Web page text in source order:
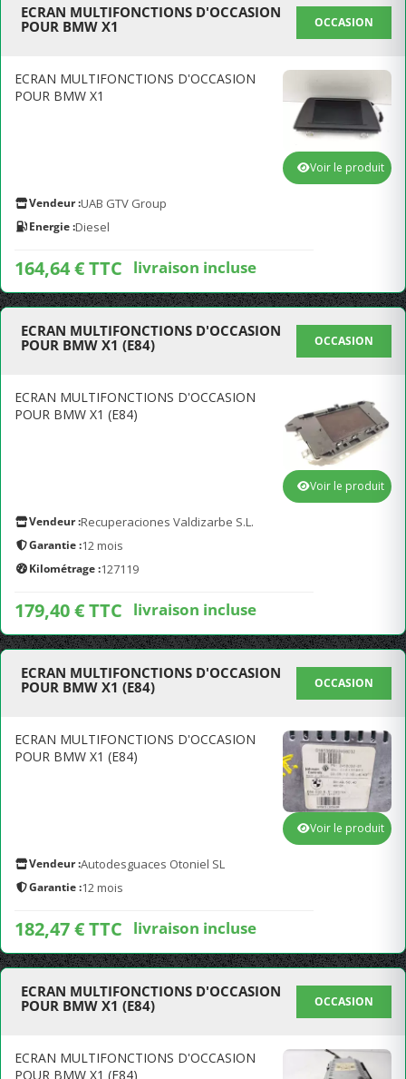
ECRAN MULTIFONCTIONS D'OCCASION
POUR BMW X1
OCCASION
ECRAN MULTIFONCTIONS D'OCCASION
POUR BMW X1
Vendeur :UAB GTV Group
Energie :Diesel
164,64 € TTC livraison incluse
Voir le produit
ECRAN MULTIFONCTIONS D'OCCASION
POUR BMW X1 (E84)
OCCASION
ECRAN MULTIFONCTIONS D'OCCASION
POUR BMW X1 (E84)
Vendeur :Recuperaciones Valdizarbe S.L.
Garantie :12 mois
Kilométrage :127119
179,40 € TTC livraison incluse
Voir le produit
ECRAN MULTIFONCTIONS D'OCCASION
POUR BMW X1 (E84)
OCCASION
ECRAN MULTIFONCTIONS D'OCCASION
POUR BMW X1 (E84)
Vendeur :Autodesguaces Otoniel SL
Garantie :12 mois
182,47 € TTC livraison incluse
Voir le produit
ECRAN MULTIFONCTIONS D'OCCASION
POUR BMW X1 (E84)
OCCASION
ECRAN MULTIFONCTIONS D'OCCASION
POUR BMW X1 (E84)